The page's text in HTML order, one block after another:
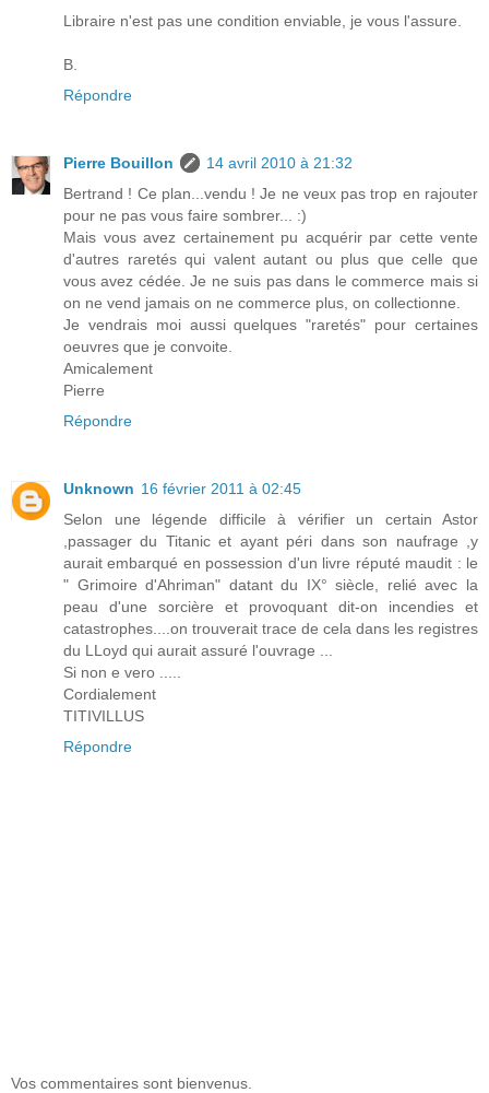
Libraire n'est pas une condition enviable, je vous l'assure.
B.
Répondre
Pierre Bouillon
14 avril 2010 à 21:32
Bertrand ! Ce plan...vendu ! Je ne veux pas trop en rajouter
pour ne pas vous faire sombrer... :)
Mais vous avez certainement pu acquérir par cette vente
d'autres raretés qui valent autant ou plus que celle que
vous avez cédée. Je ne suis pas dans le commerce mais si
on ne vend jamais on ne commerce plus, on collectionne.
Je vendrais moi aussi quelques "raretés" pour certaines
oeuvres que je convoite.
Amicalement
Pierre
Répondre
Unknown 16 février 2011 à 02:45
Selon une légende difficile à vérifier un certain Astor
,passager du Titanic et ayant péri dans son naufrage ,y
aurait embarqué en possession d'un livre réputé maudit : le
" Grimoire d'Ahriman" datant du IX° siècle, relié avec la
peau d'une sorcière et provoquant dit-on incendies et
catastrophes....on trouverait trace de cela dans les registres
du LLoyd qui aurait assuré l'ouvrage ...
Si non e vero .....
Cordialement
TITIVILLUS
Répondre
Vos commentaires sont bienvenus.